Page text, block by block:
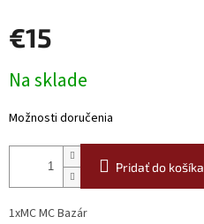
€15
cena:
Na sklade
Možnosti doručenia
Pridať do košíka
1xMC MC Bazár